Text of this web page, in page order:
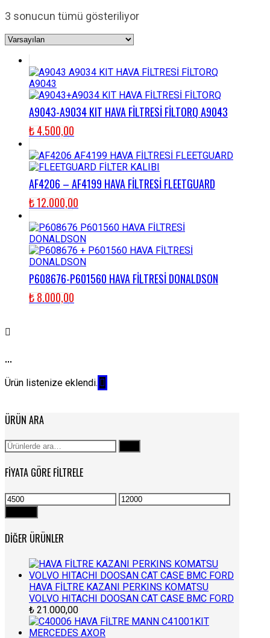
3 sonucun tümü gösteriliyor
A9043-A9034 KIT HAVA FİLTRESİ FİLTORQ A9043
₺4.500,00
AF4206 – AF4199 HAVA FİLTRESİ FLEETGUARD
₺12.000,00
P608676-P601560 HAVA FİLTRESİ DONALDSON
₺8.000,00
...
Ürün listenize eklendi.
ÜRÜN ARA
Ara:
FIYATA GÖRE FILTRELE
En
düşük
fiyat
En
yüksek
DIĞER ÜRÜNLER
HAVA FİLTRE KAZANI PERKINS KOMATSU
VOLVO HITACHI DOOSAN CAT CASE BMC FORD
₺ 21.000,00